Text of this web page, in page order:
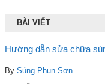
BÀI VIẾT
Hướng dẫn sửa chữa
By Súng Phun Sơn